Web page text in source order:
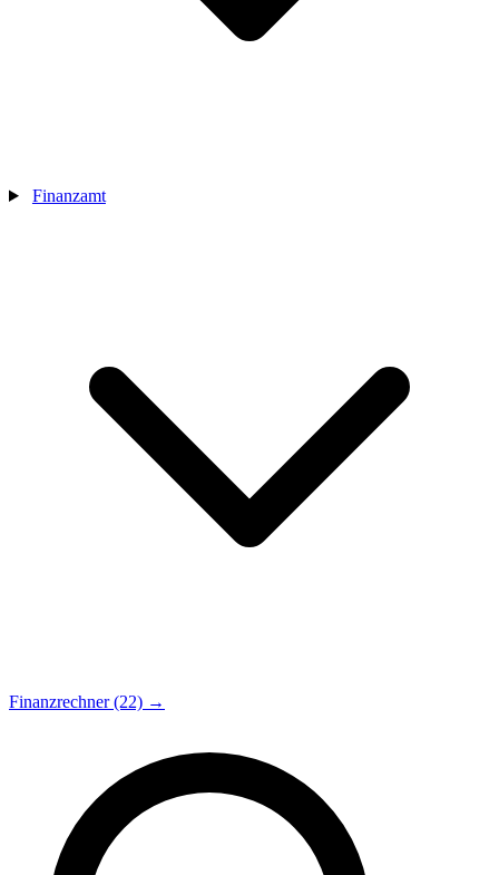
Finanzamt
Finanzrechner (22) →